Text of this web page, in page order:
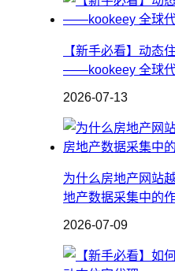
【新手必看】动态
——kookeey 全球
2026-07-13
为什么房地产网站
地产数据采集中的
2026-07-09